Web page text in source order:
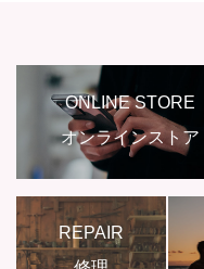
ONLINE STORE
オンラインストア
REPAIR